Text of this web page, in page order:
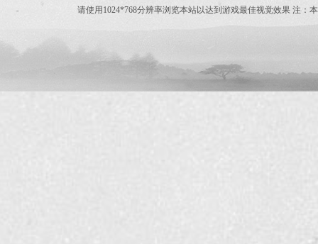
请使用1024*768分辨率浏览本站以达到游戏最佳视觉效果 注